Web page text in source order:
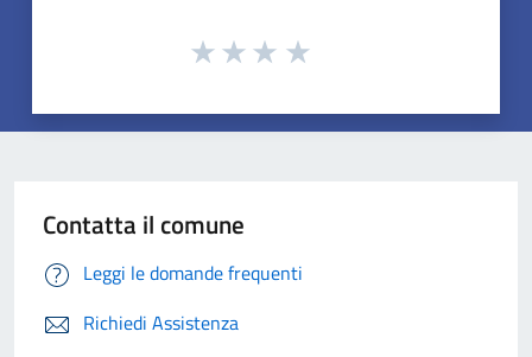
Contatta il comune
Leggi le domande frequenti
Richiedi Assistenza